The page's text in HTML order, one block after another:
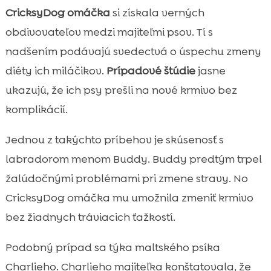
CricksyDog omáčka si získala verných
obdivovateľov medzi majiteľmi psov. Tí s
nadšením podávajú svedectvá o úspechu zmeny
diéty ich miláčikov. Prípadové štúdiejasne
ukazujú, že ich psy prešli na nové krmivo bez
komplikácií.
Jednou z takýchto príbehov je skúsenosť s
labradorom menom Buddy. Buddy predtým trpel
žalúdočnými problémami pri zmene stravy. No
CricksyDog omáčka mu umožnila zmeniť krmivo
bez žiadnych tráviacich ťažkostí.
Podobný prípad sa týka maltského psíka
Charlieho. Charlieho majiteľka konštatovala, že